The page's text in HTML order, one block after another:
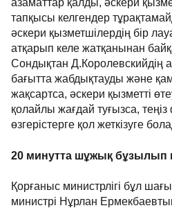
азаматтар қалды, әскери
тапқысы келгендер
әскери қызметшілердің бір
атқарып келе жатқанынан
Сондықтан Д.Королевскийдің
бағытта жабдықтауды және
жақсартса, әскери қызметті
қолайлы жағдай туғызса,
өзгерістерге қол жеткізуге
20 минутта шұжық бұзылып
Қорғаныс министрлігі бұл
министрі Нұрлан